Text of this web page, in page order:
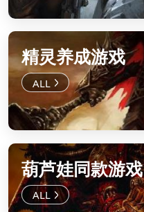
精灵养成游戏
葫芦娃同款游戏